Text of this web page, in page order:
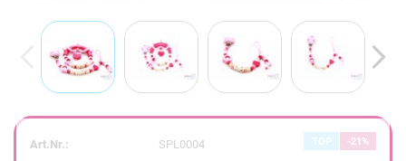
TOP -21%
Art.Nr.: SPL0004